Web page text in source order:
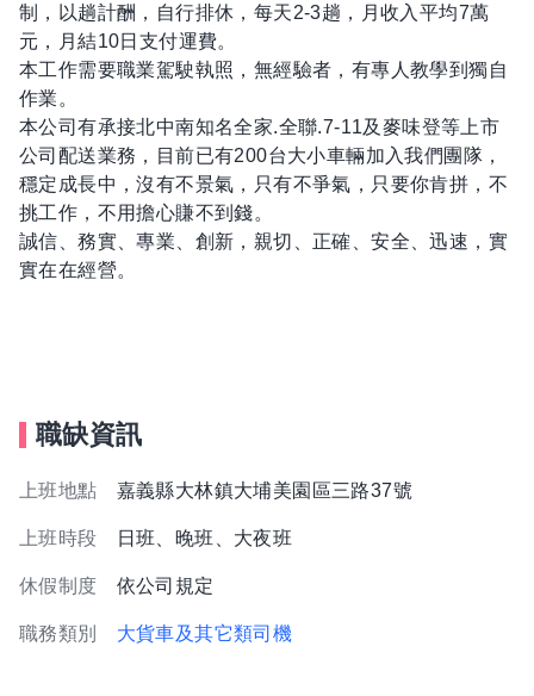
制，以趟計酬，自行排休，每天2-3趟，月收入平均7萬
元，月結10日支付運費。
本工作需要職業駕駛執照，無經驗者，有專人教學到獨自
作業。
本公司有承接北中南知名全家.全聯.7-11及麥味登等上市
公司配送業務，目前已有200台大小車輛加入我們團隊，
穩定成長中，沒有不景氣，只有不爭氣，只要你肯拼，不
挑工作，不用擔心賺不到錢。
誠信、務實、專業、創新，親切、正確、安全、迅速，實
實在在經營。
職缺資訊
上班地點 嘉義縣大林鎮大埔美園區三路37號
上班時段 日班、晚班、大夜班
休假制度 依公司規定
職務類別 大貨車及其它類司機